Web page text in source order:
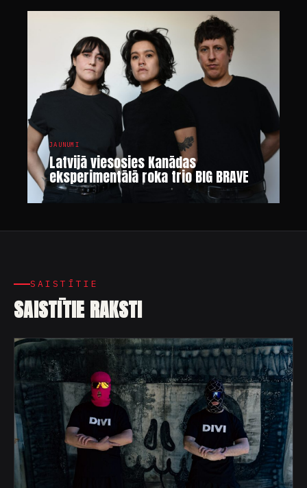
JAUNUMI
Latvijā viesosies Kanādas
eksperimentālā roka trio BIG BRAVE
SAISTĪTIE
SAISTĪTIE RAKSTI